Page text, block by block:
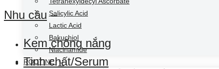
Salicylic Acid
Lactic Acid
Bakuchiol
Niacinamide
ROUTINE
Nhu cầu
Kem chống nắng
Tinh chất/Serum